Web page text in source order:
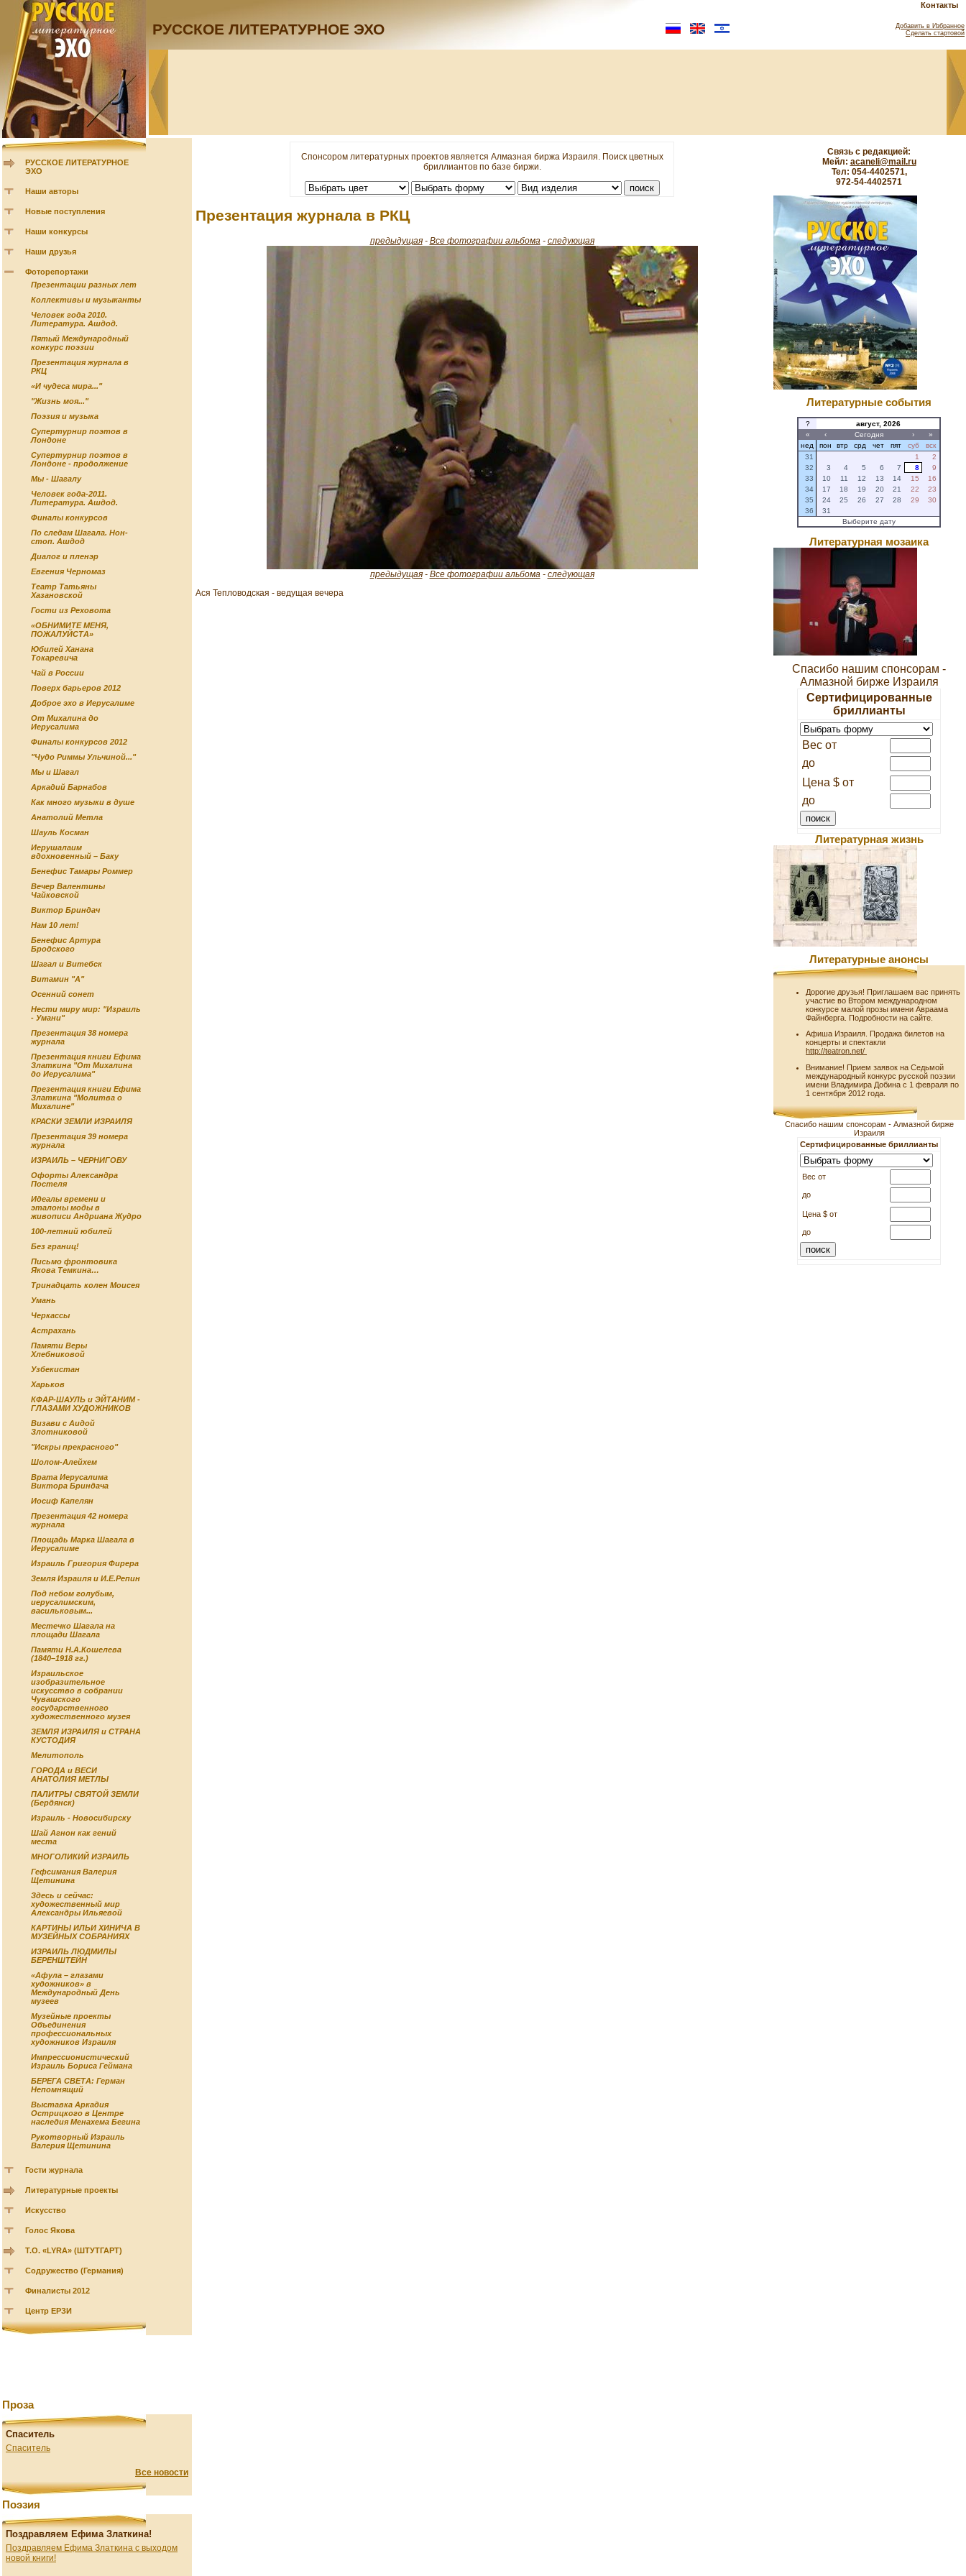
Контакты
РУССКОЕ ЛИТЕРАТУРНОЕ ЭХО
Добавить в Избранное
Сделать стартовой
РУССКОЕ ЛИТЕРАТУРНОЕ
ЭХО
Наши авторы
Новые поступления
Наши конкурсы
Наши друзья
Фоторепортажи
Презентации разных лет
Коллективы и музыканты
Человек года 2010.
Литература. Ашдод.
Пятый Международный
конкурс поэзии
Презентация журнала в
РКЦ
«И чудеса мира..."
"Жизнь моя..."
Поэзия и музыка
Супертурнир поэтов в
Лондоне
Супертурнир поэтов в
Лондоне - продолжение
Мы - Шагалу
Человек года-2011.
Литература. Ашдод.
Финалы конкурсов
По следам Шагала. Нон-
стоп. Ашдод
Диалог и пленэр
Евгения Черномаз
Театр Татьяны
Хазановской
Гости из Реховота
«ОБНИМИТЕ МЕНЯ,
ПОЖАЛУЙСТА»
Юбилей Ханана
Токаревича
Чай в России
Поверх барьеров 2012
Доброе эхо в Иерусалиме
От Михалина до
Иерусалима
Финалы конкурсов 2012
"Чудо Риммы Ульчиной..."
Мы и Шагал
Аркадий Барнабов
Как много музыки в душе
Анатолий Метла
Шауль Косман
Иерушалаим
вдохновенный – Баку
Бенефис Тамары Роммер
Вечер Валентины
Чайковской
Виктор Бриндач
Нам 10 лет!
Бенефис Артура
Бродского
Шагал и Витебск
Витамин "А"
Осенний сонет
Нести миру мир: "Израиль
- Умани"
Презентация 38 номера
журнала
Презентация книги Ефима
Златкина "От Михалина
до Иерусалима"
Презентация книги Ефима
Златкина "Молитва о
Михалине"
КРАСКИ ЗЕМЛИ ИЗРАИЛЯ
Презентация 39 номера
журнала
ИЗРАИЛЬ – ЧЕРНИГОВУ
Офорты Александра
Постеля
Идеалы времени и
эталоны моды в
живописи Андриана Жудро
100-летний юбилей
Без границ!
Письмо фронтовика
Якова Темкина…
Тринадцать колен Моисея
Умань
Черкассы
Астрахань
Памяти Веры
Хлебниковой
Узбекистан
Харьков
КФАР-ШАУЛЬ и ЭЙТАНИМ -
ГЛАЗАМИ ХУДОЖНИКОВ
Визави с Аидой
Злотниковой
"Искры прекрасного"
Шолом-Алейхем
Врата Иерусалима
Виктора Бриндача
Иосиф Капелян
Презентация 42 номера
журнала
Площадь Марка Шагала в
Иерусалиме
Израиль Григория Фирера
Земля Израиля и И.Е.Репин
Под небом голубым,
иерусалимским,
васильковым...
Местечко Шагала на
площади Шагала
Памяти Н.А.Кошелева
(1840–1918 гг.)
Израильское
изобразительное
искусство в собрании
Чувашского
государственного
художественного музея
ЗЕМЛЯ ИЗРАИЛЯ и СТРАНА
КУСТОДИЯ
Мелитополь
ГОРОДА и ВЕСИ
АНАТОЛИЯ МЕТЛЫ
ПАЛИТРЫ СВЯТОЙ ЗЕМЛИ
(Бердянск)
Израиль - Новосибирску
Шай Агнон как гений
места
МНОГОЛИКИЙ ИЗРАИЛЬ
Гефсимания Валерия
Щетинина
Здесь и сейчас:
художественный мир
Александры Ильяевой
КАРТИНЫ ИЛЬИ ХИНИЧА В
МУЗЕЙНЫХ СОБРАНИЯХ
ИЗРАИЛЬ ЛЮДМИЛЫ
БЕРЕНШТЕЙН
«Афула – глазами
художников» в
Международный День
музеев
Музейные проекты
Объединения
профессиональных
художников Израиля
Импрессионистический
Израиль Бориса Геймана
БЕРЕГА СВЕТА: Герман
Непомнящий
Выставка Аркадия
Острицкого в Центре
наследия Менахема Бегина
Рукотворный Израиль
Валерия Щетинина
Гости журнала
Литературные проекты
Искусство
Голос Якова
Т.О. «LYRA» (ШТУТГАРТ)
Содружество (Германия)
Финалисты 2012
Центр ЕРЗИ
Проза
Спаситель
Спаситель
Все новости
Поэзия
Поздравляем Ефима Златкина!
Поздравляем Ефима Златкина с выходом
новой книги!
Спонсором литературных проектов является Алмазная биржа Израиля. Поиск цветных
бриллиантов по базе биржи.
Презентация журнала в РКЦ
предыдущая- Все фотографии альбома - следующая
предыдущая- Все фотографии альбома - следующая
Ася Тепловодская - ведущая вечера
Связь с редакцией:
Мейл: acaneli@mail.ru
Тел: 054-4402571,
972-54-4402571
Литературные события
?
август, 2026
«
‹ Сегодня ›
»
нед
пон втр срд чет пят суб
вск
31
1
2
32
3 4 5 6 7 8
9
33
10 11 12 13 14 15
16
34
17 18 19 20 21 22
23
35
24 25 26 27 28 29
30
36
31
Выберите дату
Литературная мозаика
Спасибо нашим спонсорам -
Алмазной бирже Израиля
Сертифицированные
бриллианты
Вес от
до
Цена $ от
до
Литературная жизнь
Литературные анонсы
Дорогие друзья! Приглашаем вас принять
участие во Втором международном
конкурсе малой прозы имени Авраама
Файнберга. Подробности на сайте.
Афиша Израиля. Продажа билетов на
концерты и спектакли
http://teatron.net/
Внимание! Прием заявок на Седьмой
международный конкурс русской поэзии
имени Владимира Добина с 1 февраля по
1 сентября 2012 года.
Спасибо нашим спонсорам - Алмазной бирже
Израиля
Сертифицированные бриллианты
Вес от
до
Цена $ от
до